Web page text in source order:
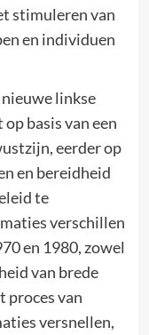
stimuleren van
en individuen
linkse
basis van een
eerder op
en bereidheid
te
verschillen
en 1980, zowel
van brede
proces van
versnellen,